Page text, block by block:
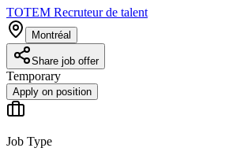
TOTEM Recruteur de talent
Montréal
Share job offer
Temporary
Apply on position
Job Type